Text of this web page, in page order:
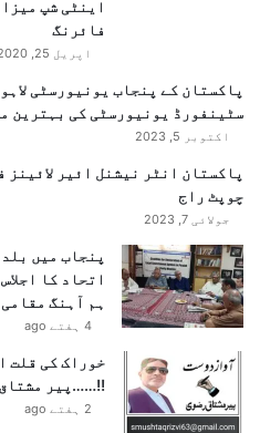
اینٹی شپ
فائرنگ
اپریل 25, 2020
پاکستان کے پنجاب یونیورسٹی
سٹینفورڈ یونیورسٹی کی بہترین
اکتوبر 5, 2023
پاکستان انٹر نیشنل ائیر لائینز
چوپٹ راج
جولائی 7, 2023
پنجاب میں
اتحاد کا
ہم آہنگ
4 ہفتے ago
خوراک کی قلت
!!……پیر
2 ہفتے ago